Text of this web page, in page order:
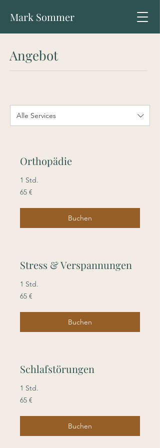
Mark Sommer
Angebot
Alle Services
Orthopädie
1 Std.
65
Euro
65 €
Buchen
Stress & Verspannungen
1 Std.
65
Euro
65 €
Buchen
Schlafstörungen
1 Std.
65
Euro
65 €
Buchen